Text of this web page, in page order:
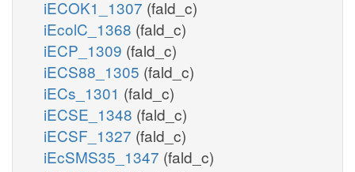
iECOK1_1307 (fald_c)
iEcolC_1368 (fald_c)
iECP_1309 (fald_c)
iECS88_1305 (fald_c)
iECs_1301 (fald_c)
iECSE_1348 (fald_c)
iECSF_1327 (fald_c)
iEcSMS35_1347 (fald_c)